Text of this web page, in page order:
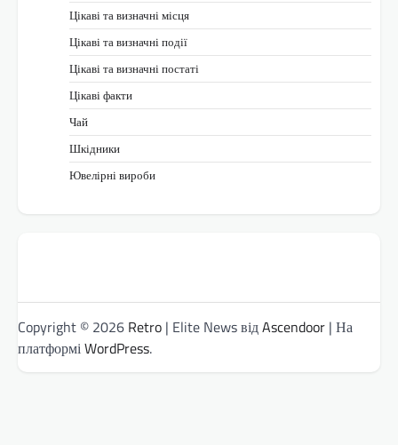
Цікаві та визначні місця
Цікаві та визначні події
Цікаві та визначні постаті
Цікаві факти
Чай
Шкідники
Ювелірні вироби
Copyright © 2026 Retro | Elite News відAscendoor | На
платформіWordPress.